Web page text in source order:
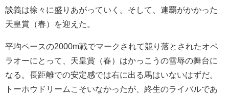
談義は徐々に盛りあがっていく。そして、連覇がかかった
天皇賞（春）を迎えた。
平均ペースの2000m戦でマークされて競り落とされたオペ
ラオーにとって、天皇賞（春）はかっこうの雪辱の舞台に
なる。長距離での安定感では右に出る馬はいないはずだ。
トーホウドリームこそいなかったが、終生のライバルであ